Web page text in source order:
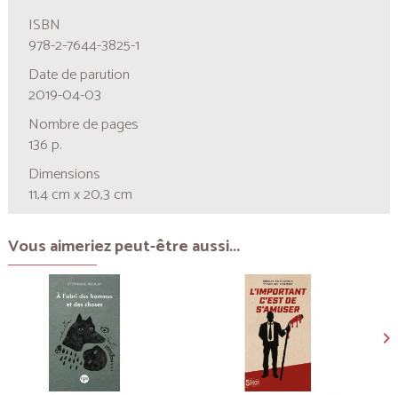
ISBN
978-2-7644-3825-1
Date de parution
2019-04-03
Nombre de pages
136 p.
Dimensions
11,4 cm x 20,3 cm
Vous aimeriez peut-être aussi...